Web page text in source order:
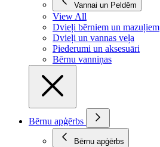
Vannai un Peldēm
View All
Dvieļi bērniem un mazuļiem
Dvieļi un vannas veļa
Piederumi un aksesuāri
Bērnu vanniņas
Bērnu apģērbs
Bērnu apģērbs